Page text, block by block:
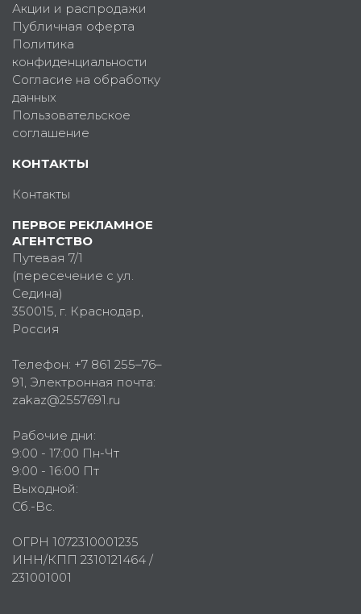
Акции и распродажи
Публичная оферта
Политика
конфиденциальности
Согласие на обработку
данных
Пользовательское
соглашение
КОНТАКТЫ
Контакты
ПЕРВОЕ РЕКЛАМНОЕ
АГЕНТСТВО
Путевая 7/1
(пересечение с ул.
Седина)
350015, г. Краснодар,
Россия
Телефон: +7 861 255–76–
91, Электронная почта:
zakaz@2557691.ru
Рабочие дни:
9:00 - 17:00 Пн-Чт
9:00 - 16:00 Пт
Выходной:
Сб.-Вс.
ОГРН 1072310001235
ИНН/КПП 2310121464 /
231001001